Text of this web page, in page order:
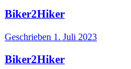
Biker2Hiker
Geschrieben 1. Juli 2023
Biker2Hiker